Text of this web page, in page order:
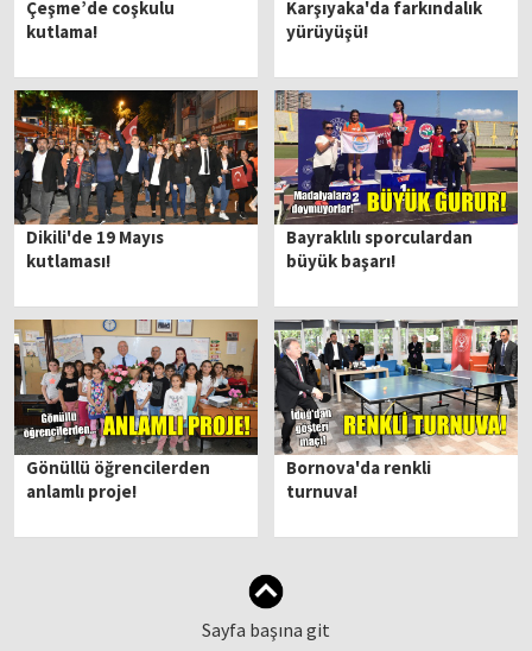
Çeşme’de coşkulu
kutlama!
Karşıyaka'da farkındalık
yürüyüşü!
Dikili'de 19 Mayıs
kutlaması!
Bayraklılı sporculardan
büyük başarı!
Gönüllü öğrencilerden
anlamlı proje!
Bornova'da renkli
turnuva!
Sayfa başına git